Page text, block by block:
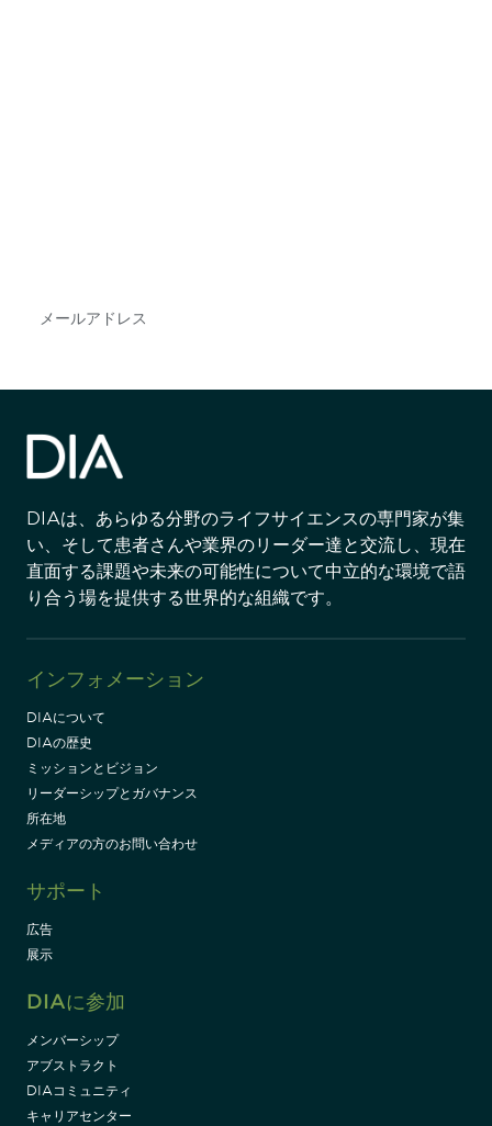
DIAは、あらゆる分野のライフサイエンスの専門家が集
い、そして患者さんや業界のリーダー達と交流し、現在
直面する課題や未来の可能性について中立的な環境で語
り合う場を提供する世界的な組織です。
インフォメーション
DIAについて
DIAの歴史
ミッションとビジョン
リーダーシップとガバナンス
所在地
メディアの方のお問い合わせ
サポート
広告
展示
DIAに参加
メンバーシップ
アブストラクト
DIAコミュニティ
キャリアセンター